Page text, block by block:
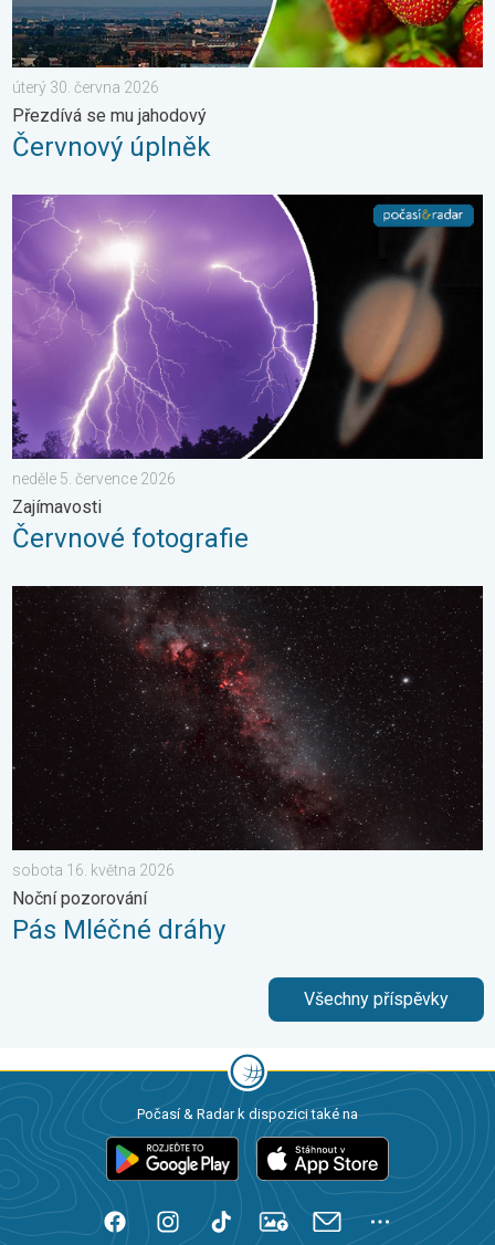
úterý 30. června 2026
Přezdívá se mu jahodový
Červnový úplněk
Červnové fotografie. Zajímavosti. . . neděle 5. července 2026
neděle 5. července 2026
Zajímavosti
Červnové fotografie
Pás Mléčné dráhy. Noční pozorování. . . sobota 16. května
sobota 16. května 2026
Noční pozorování
Pás Mléčné dráhy
Všechny příspěvky
Počasí & Radar k dispozici také na